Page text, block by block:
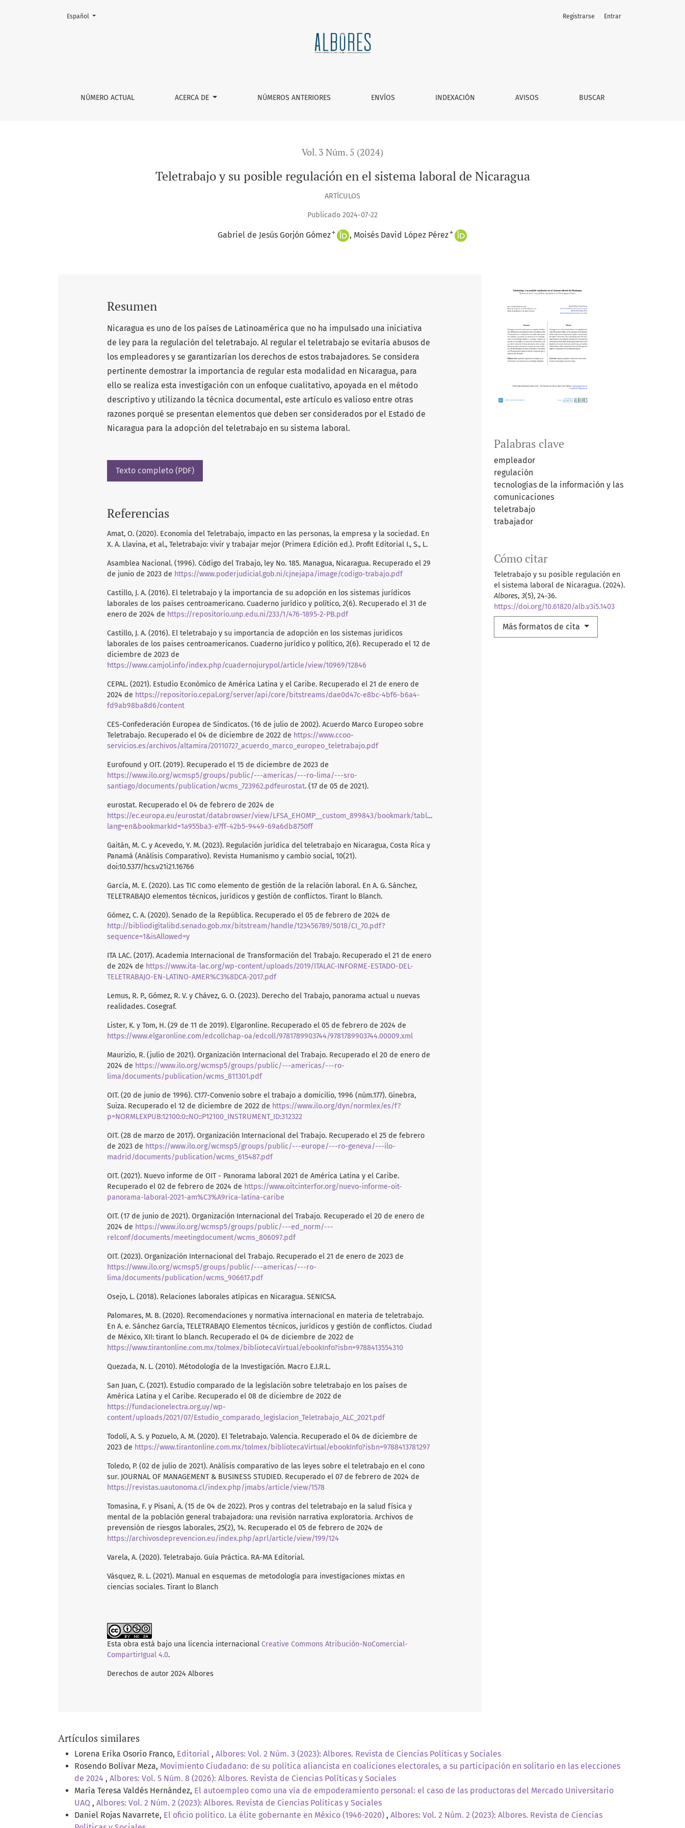
Teletrabajo y su posible regulación en el sistema laboral de Nicaragua
NÚMERO ACTUAL ACERCA DE NÚMEROS ANTERIORES ENVÍOS INDEXACIÓN AVISOS BUSCAR
Registrarse Entrar
Cambiar el idioma. El actual es:
Español
Vol. 3 Núm. 5 (2024)
Teletrabajo y su posible regulación en el sistema laboral de Nicaragua
ARTÍCULOS
Publicado 2024-07-22
Gabriel de Jesús Gorjón Gómez+ Moisés David López Pérez+
Palabras clave
empleador
regulación
tecnologías de la información y las
comunicaciones
teletrabajo
trabajador
Cómo citar
Teletrabajo y su posible regulación en
el sistema laboral de Nicaragua. (2024).
Albores, 3(5), 24-36.
https://doi.org/10.61820/alb.v3i5.1403
Más formatos de cita
Resumen
Nicaragua es uno de los países de Latinoamérica que no ha impulsado una iniciativa
de ley para la regulación del teletrabajo. Al regular el teletrabajo se evitaría abusos de
los empleadores y se garantizarían los derechos de estos trabajadores. Se considera
pertinente demostrar la importancia de regular esta modalidad en Nicaragua, para
ello se realiza esta investigación con un enfoque cualitativo, apoyada en el método
descriptivo y utilizando la técnica documental, este artículo es valioso entre otras
razones porqué se presentan elementos que deben ser considerados por el Estado de
Nicaragua para la adopción del teletrabajo en su sistema laboral.
Texto completo (PDF)
Referencias
Amat, O. (2020). Economía del Teletrabajo, impacto en las personas, la empresa y la sociedad. En
X. A. Llavina, et al., Teletrabajo: vivir y trabajar mejor (Primera Edición ed.). Profit Editorial I., S., L.
Asamblea Nacional. (1996). Código del Trabajo, ley No. 185. Managua, Nicaragua. Recuperado el 29
de junio de 2023 de https://www.poderjudicial.gob.ni/cjnejapa/image/codigo-trabajo.pdf
Castillo, J. A. (2016). El teletrabajo y la importancia de su adopción en los sistemas jurídicos
laborales de los países centroamericano. Cuaderno jurídico y político, 2(6). Recuperado el 31 de
enero de 2024 de https://repositorio.unp.edu.ni/233/1/476-1895-2-PB.pdf
Castillo, J. A. (2016). El teletrabajo y su importancia de adopción en los sistemas juridicos
laborales de los paises centroamericanos. Cuaderno jurídico y político, 2(6). Recuperado el 12 de
diciembre de 2023 de
https://www.camjol.info/index.php/cuadernojurypol/article/view/10969/12846
CEPAL. (2021). Estudio Económico de América Latina y el Caribe. Recuperado el 21 de enero de
2024 de https://repositorio.cepal.org/server/api/core/bitstreams/dae0d47c-e8bc-4bf6-b6a4-
fd9ab98ba8d6/content
CES-Confederación Europea de Sindicatos. (16 de julio de 2002). Acuerdo Marco Europeo sobre
Teletrabajo. Recuperado el 04 de diciembre de 2022 de https://www.ccoo-
servicios.es/archivos/altamira/20110727_acuerdo_marco_europeo_teletrabajo.pdf
Eurofound y OIT. (2019). Recuperado el 15 de diciembre de 2023 de
https://www.ilo.org/wcmsp5/groups/public/---americas/---ro-lima/---sro-
santiago/documents/publication/wcms_723962.pdfeurostat. (17 de 05 de 2021).
eurostat. Recuperado el 04 de febrero de 2024 de
https://ec.europa.eu/eurostat/databrowser/view/LFSA_EHOMP__custom_899843/bookmark/table?
lang=en&bookmarkId=1a955ba3-e7ff-42b5-9449-69a6db8750ff
Gaitán, M. C. y Acevedo, Y. M. (2023). Regulación jurídica del teletrabajo en Nicaragua, Costa Rica y
Panamá (Análisis Comparativo). Revista Humanismo y cambio social, 10(21).
doi:10.5377/hcs.v21i21.16766
García, M. E. (2020). Las TIC como elemento de gestión de la relación laboral. En A. G. Sánchez,
TELETRABAJO elementos técnicos, jurídicos y gestión de conflictos. Tirant lo Blanch.
Gómez, C. A. (2020). Senado de la República. Recuperado el 05 de febrero de 2024 de
http://bibliodigitalibd.senado.gob.mx/bitstream/handle/123456789/5018/CI_70.pdf?
sequence=1&isAllowed=y
ITA LAC. (2017). Academia Internacional de Transformación del Trabajo. Recuperado el 21 de enero
de 2024 de https://www.ita-lac.org/wp-content/uploads/2019/ITALAC-INFORME-ESTADO-DEL-
TELETRABAJO-EN-LATINO-AMER%C3%8DCA-2017.pdf
Lemus, R. P., Gómez, R. V. y Chávez, G. O. (2023). Derecho del Trabajo, panorama actual u nuevas
realidades. Cosegraf.
Lister, K. y Tom, H. (29 de 11 de 2019). Elgaronline. Recuperado el 05 de febrero de 2024 de
https://www.elgaronline.com/edcollchap-oa/edcoll/9781789903744/9781789903744.00009.xml
Maurizio, R. (julio de 2021). Organización Internacional del Trabajo. Recuperado el 20 de enero de
2024 de https://www.ilo.org/wcmsp5/groups/public/---americas/---ro-
lima/documents/publication/wcms_811301.pdf
OIT. (20 de junio de 1996). C177-Convenio sobre el trabajo a domicilio, 1996 (núm.177). Ginebra,
Suiza. Recuperado el 12 de diciembre de 2022 de https://www.ilo.org/dyn/normlex/es/f?
p=NORMLEXPUB:12100:0::NO::P12100_INSTRUMENT_ID:312322
OIT. (28 de marzo de 2017). Organización Internacional del Trabajo. Recuperado el 25 de febrero
de 2023 de https://www.ilo.org/wcmsp5/groups/public/---europe/---ro-geneva/---ilo-
madrid/documents/publication/wcms_615487.pdf
OIT. (2021). Nuevo informe de OIT - Panorama laboral 2021 de América Latina y el Caribe.
Recuperado el 02 de febrero de 2024 de https://www.oitcinterfor.org/nuevo-informe-oit-
panorama-laboral-2021-am%C3%A9rica-latina-caribe
OIT. (17 de junio de 2021). Organización Internacional del Trabajo. Recuperado el 20 de enero de
2024 de https://www.ilo.org/wcmsp5/groups/public/---ed_norm/---
relconf/documents/meetingdocument/wcms_806097.pdf
OIT. (2023). Organización Internacional del Trabajo. Recuperado el 21 de enero de 2023 de
https://www.ilo.org/wcmsp5/groups/public/---americas/---ro-
lima/documents/publication/wcms_906617.pdf
Osejo, L. (2018). Relaciones laborales atípicas en Nicaragua. SENICSA.
Palomares, M. B. (2020). Recomendaciones y normativa internacional en materia de teletrabajo.
En A. e. Sánchez García, TELETRABAJO Elementos técnicos, jurídicos y gestión de conflictos. Ciudad
de México, XII: tirant lo blanch. Recuperado el 04 de diciembre de 2022 de
https://www.tirantonline.com.mx/tolmex/bibliotecaVirtual/ebookInfo?isbn=9788413554310
Quezada, N. L. (2010). Métodología de la Investigación. Macro E.I.R.L.
San Juan, C. (2021). Estudio comparado de la legislación sobre teletrabajo en los países de
América Latina y el Caribe. Recuperado el 08 de diciembre de 2022 de
https://fundacionelectra.org.uy/wp-
content/uploads/2021/07/Estudio_comparado_legislacion_Teletrabajo_ALC_2021.pdf
Todolí, A. S. y Pozuelo, A. M. (2020). El Teletrabajo. Valencia. Recuperado el 04 de diciembre de
2023 de https://www.tirantonline.com.mx/tolmex/bibliotecaVirtual/ebookInfo?isbn=9788413781297
Toledo, P. (02 de julio de 2021). Análisis comparativo de las leyes sobre el teletrabajo en el cono
sur. JOURNAL OF MANAGEMENT & BUSINESS STUDIED. Recuperado el 07 de febrero de 2024 de
https://revistas.uautonoma.cl/index.php/jmabs/article/view/1578
Tomasina, F. y Pisani, A. (15 de 04 de 2022). Pros y contras del teletrabajo en la salud física y
mental de la población general trabajadora: una revisión narrativa exploratoria. Archivos de
prevensión de riesgos laborales, 25(2), 14. Recuperado el 05 de febrero de 2024 de
https://archivosdeprevencion.eu/index.php/aprl/article/view/199/124
Varela, A. (2020). Teletrabajo. Guía Práctica. RA-MA Editorial.
Vásquez, R. L. (2021). Manual en esquemas de metodología para investigaciones mixtas en
ciencias sociales. Tirant lo Blanch
Esta obra está bajo una licencia internacional Creative Commons Atribución-NoComercial-
CompartirIgual 4.0.
Derechos de autor 2024 Albores
Artículos similares
Lorena Erika Osorio Franco, Editorial , Albores: Vol. 2 Núm. 3 (2023): Albores. Revista de Ciencias Políticas y Sociales
Rosendo Bolívar Meza, Movimiento Ciudadano: de su política aliancista en coaliciones electorales, a su participación en solitario en las elecciones
de 2024 , Albores: Vol. 5 Núm. 8 (2026): Albores. Revista de Ciencias Políticas y Sociales
María Teresa Valdés Hernández, El autoempleo como una vía de empoderamiento personal: el caso de las productoras del Mercado Universitario
UAQ , Albores: Vol. 2 Núm. 2 (2023): Albores. Revista de Ciencias Políticas y Sociales
Daniel Rojas Navarrete, El oficio político. La élite gobernante en México (1946-2020) , Albores: Vol. 2 Núm. 2 (2023): Albores. Revista de Ciencias